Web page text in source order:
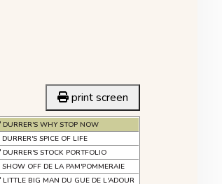
print screen
DURRER'S WHY STOP NOW
DURRER'S SPICE OF LIFE
DURRER'S STOCK PORTFOLIO
SHOW OFF DE LA PAM'POMMERAIE
LITTLE BIG MAN DU GUE DE L'ADOUR